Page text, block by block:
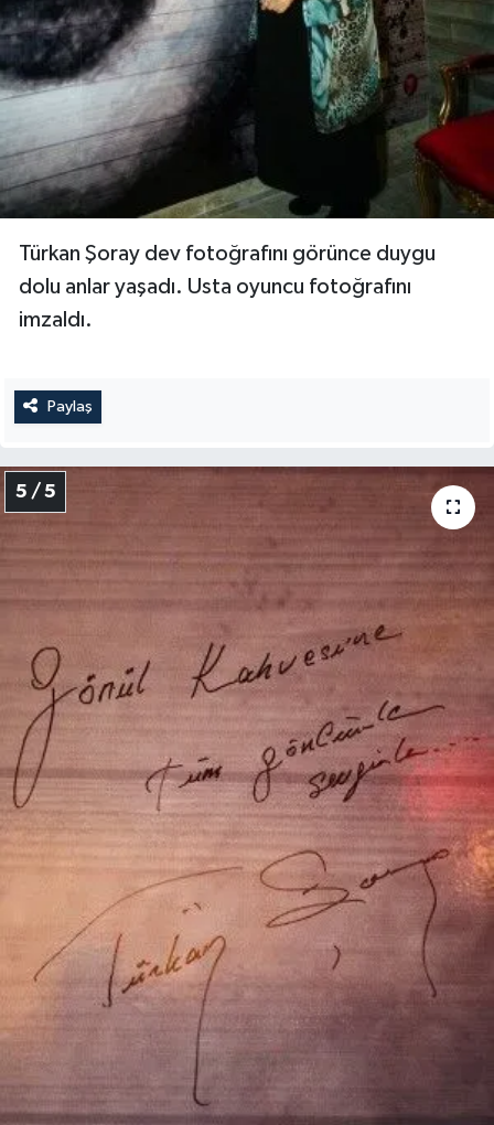
Türkan Şoray dev fotoğrafını görünce duygu
dolu anlar yaşadı. Usta oyuncu fotoğrafını
imzaldı.
Paylaş
5 / 5